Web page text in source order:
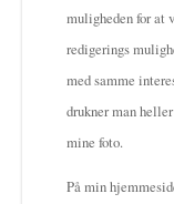
muligheden for at
redigerings
med samme
drukner man
mine foto.
På min